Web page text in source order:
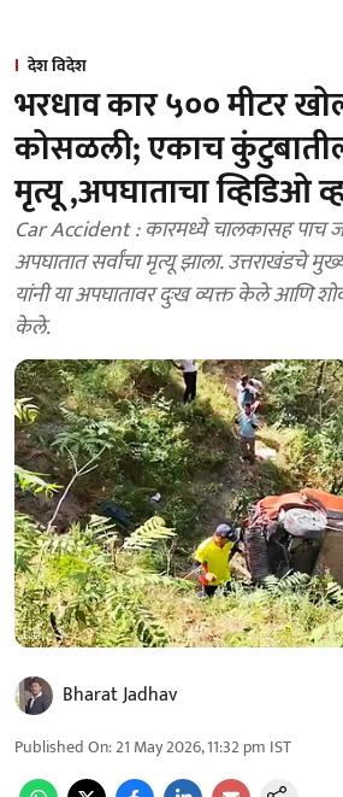
देश विदेश
भरधाव कार ५०० मीटर
कोसळली; एकाच
मृत्यू ,अपघाताचा व्हिडिओ
Car Accident : कारमध्ये चालकासह पाच जण होते आणि या
अपघातात सर्वांचा मृत्यू झाला. उत्तराखंडचे
यांनी या अपघातावर दुःख व्यक्त केले आणि
केले.
Bharat Jadhav
Published On:21 May 2026, 11:32 pm IST